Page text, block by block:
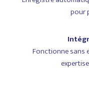
pour
Fonctionne sans